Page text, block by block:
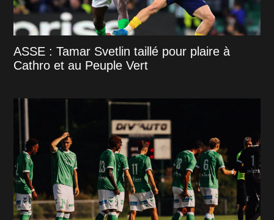
ASSE : Tamar Svetlin taillé pour plaire à
Cathro et au Peuple Vert